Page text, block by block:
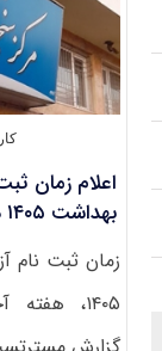
اعلام زمان
بهداشت ۱۴۰۵ در دی‌ماه
زمان ثبت نام
۱۴۰۵،